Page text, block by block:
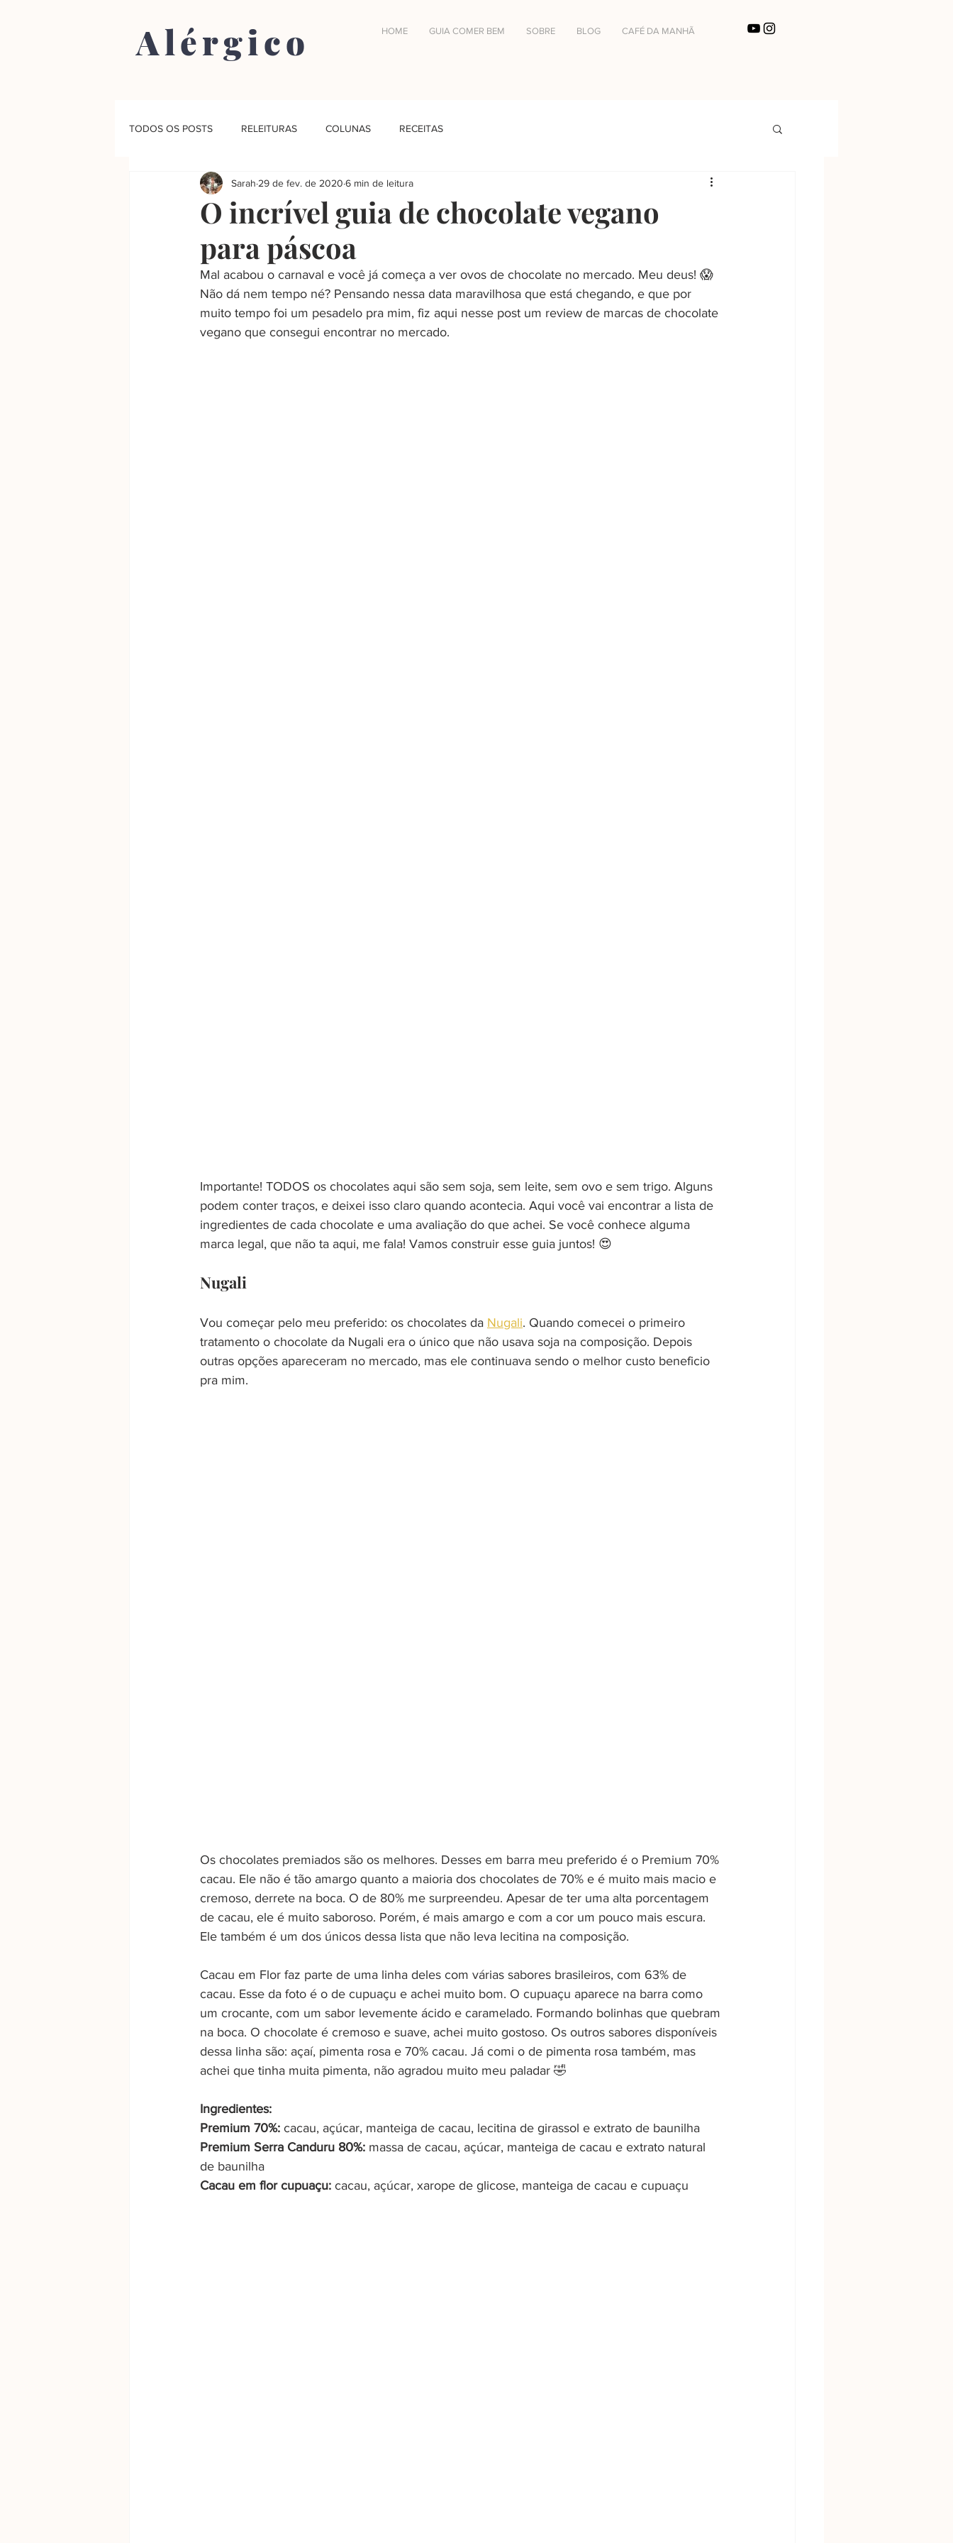
Alérgico HOME GUIA COMER BEM SOBRE BLOG CAFÉ DA MANHÃ
TODOS OS POSTS RELEITURAS COLUNAS RECEITAS
O incrível guia de chocolate vegano
para páscoa
Sarah 29 de fev. de 2020 6 min de leitura
Mal acabou o carnaval e você já começa a ver ovos de chocolate no mercado. Meu deus! 😱
Não dá nem tempo né? Pensando nessa data maravilhosa que está chegando, e que por
muito tempo foi um pesadelo pra mim, fiz aqui nesse post um review de marcas de chocolate
vegano que consegui encontrar no mercado.
Importante! TODOS os chocolates aqui são sem soja, sem leite, sem ovo e sem trigo. Alguns
podem conter traços, e deixei isso claro quando acontecia. Aqui você vai encontrar a lista de
ingredientes de cada chocolate e uma avaliação do que achei. Se você conhece alguma
marca legal, que não ta aqui, me fala! Vamos construir esse guia juntos! 😍
Nugali
Vou começar pelo meu preferido: os chocolates da Nugali. Quando comecei o primeiro
tratamento o chocolate da Nugali era o único que não usava soja na composição. Depois
outras opções apareceram no mercado, mas ele continuava sendo o melhor custo beneficio
pra mim.
Os chocolates premiados são os melhores. Desses em barra meu preferido é o Premium 70%
cacau. Ele não é tão amargo quanto a maioria dos chocolates de 70% e é muito mais macio e
cremoso, derrete na boca. O de 80% me surpreendeu. Apesar de ter uma alta porcentagem
de cacau, ele é muito saboroso. Porém, é mais amargo e com a cor um pouco mais escura.
Ele também é um dos únicos dessa lista que não leva lecitina na composição.
Cacau em Flor faz parte de uma linha deles com várias sabores brasileiros, com 63% de
cacau. Esse da foto é o de cupuaçu e achei muito bom. O cupuaçu aparece na barra como
um crocante, com um sabor levemente ácido e caramelado. Formando bolinhas que quebram
na boca. O chocolate é cremoso e suave, achei muito gostoso. Os outros sabores disponíveis
dessa linha são: açaí, pimenta rosa e 70% cacau. Já comi o de pimenta rosa também, mas
achei que tinha muita pimenta, não agradou muito meu paladar 🤣
Ingredientes:
Premium 70%: cacau, açúcar, manteiga de cacau, lecitina de girassol e extrato de baunilha
Premium Serra Canduru 80%: massa de cacau, açúcar, manteiga de cacau e extrato natural
de baunilha
Cacau em flor cupuaçu: cacau, açúcar, xarope de glicose, manteiga de cacau e cupuaçu